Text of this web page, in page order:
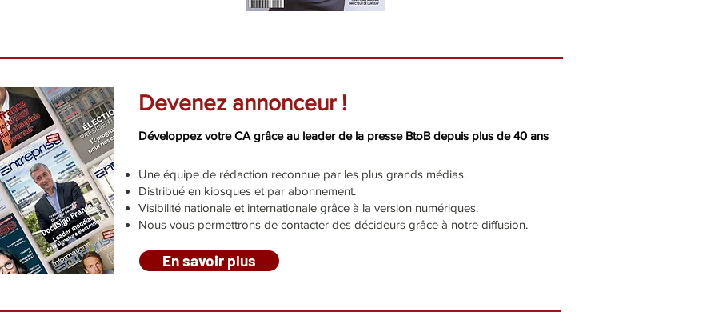
Devenez annonceur !
Développez votre CA grâce au leader de la presse BtoB depuis plus de 40 ans
Une équipe de rédaction reconnue par les plus grands médias.
Distribué en kiosques et par abonnement.
Visibilité nationale et internationale grâce à la version numériques.
Nous vous permettrons de contacter des décideurs grâce à notre diffusion.
En savoir plus